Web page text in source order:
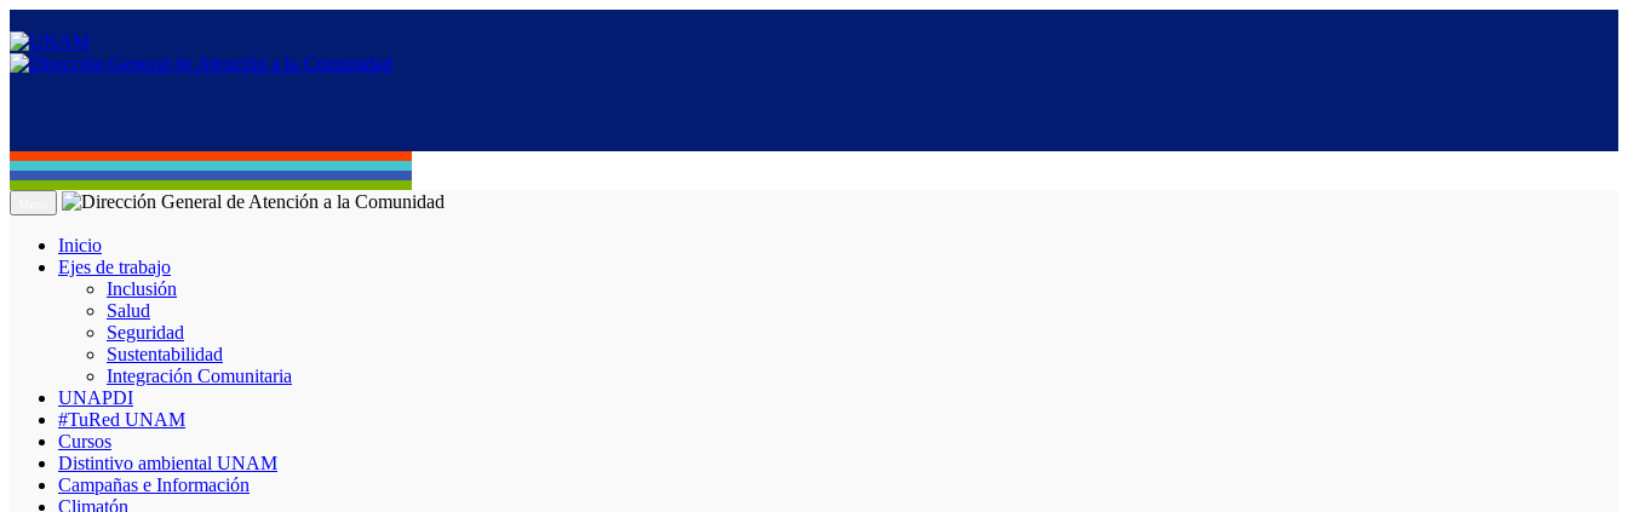
Inicio
Ejes de trabajo
Inclusión
Salud
Seguridad
Sustentabilidad
Integración Comunitaria
UNAPDI
#TuRed UNAM
Cursos
Distintivo ambiental UNAM
Campañas e Información
Climatón